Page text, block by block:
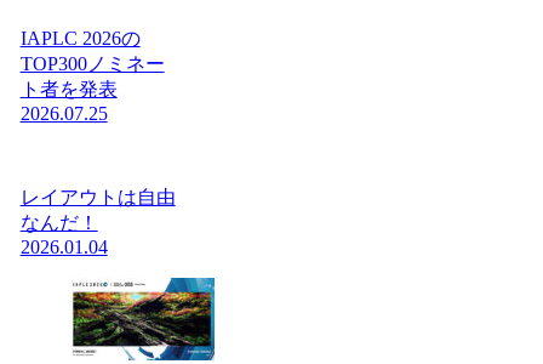
IAPLC 2026の
TOP300ノミネー
ト者を発表
2026.07.25
レイアウトは自由
なんだ！
2026.01.04